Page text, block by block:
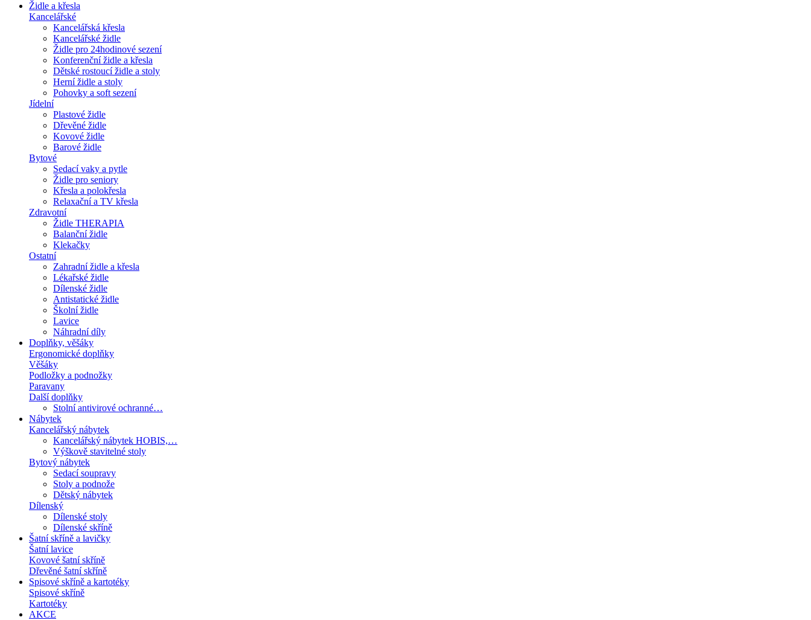
Židle a křesla
Kancelářské
Kancelářská křesla
Kancelářské židle
Židle pro 24hodinové sezení
Konferenční židle a křesla
Dětské rostoucí židle a stoly
Herní židle a stoly
Pohovky a soft sezení
Jídelní
Plastové židle
Dřevěné židle
Kovové židle
Barové židle
Bytové
Sedací vaky a pytle
Židle pro seniory
Křesla a polokřesla
Relaxační a TV křesla
Zdravotní
Židle THERAPIA
Balanční židle
Klekačky
Ostatní
Zahradní židle a křesla
Lékařské židle
Dílenské židle
Antistatické židle
Školní židle
Lavice
Náhradní díly
Doplňky, věšáky
Ergonomické doplňky
Věšáky
Podložky a podnožky
Paravany
Další doplňky
Stolní antivirové ochranné…
Nábytek
Kancelářský nábytek
Kancelářský nábytek HOBIS,…
Výškově stavitelné stoly
Bytový nábytek
Sedací soupravy
Stoly a podnože
Dětský nábytek
Dílenský
Dílenské stoly
Dílenské skříně
Šatní skříně a lavičky
Šatní lavice
Kovové šatní skříně
Dřevěné šatní skříně
Spisové skříně a kartotéky
Spisové skříně
Kartotéky
AKCE